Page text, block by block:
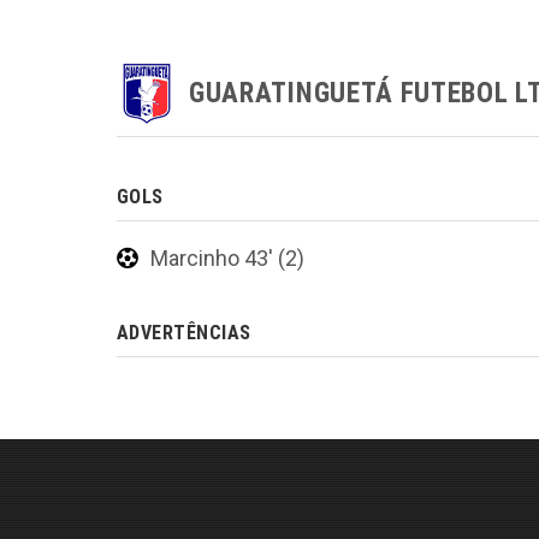
GUARATINGUETÁ FUTEBOL
GOLS
Marcinho 43' (2)
ADVERTÊNCIAS